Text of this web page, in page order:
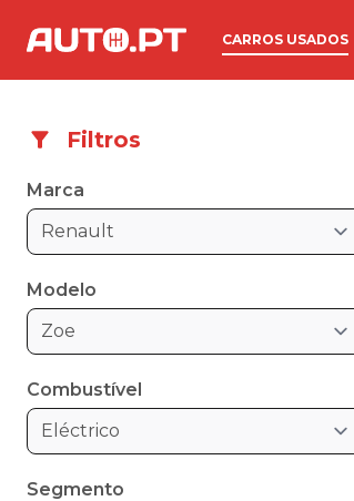
CARROS USADOS
Filtros
Marca
Renault
Modelo
Zoe
Combustível
Eléctrico
Segmento